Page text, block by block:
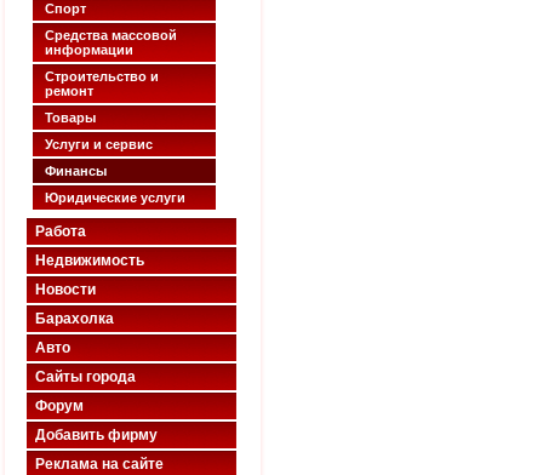
Спорт
Средства массовой
информации
Строительство и
ремонт
Товары
Услуги и сервис
Финансы
Юридические услуги
Работа
Недвижимость
Новости
Барахолка
Авто
Сайты города
Форум
Добавить фирму
Реклама на сайте